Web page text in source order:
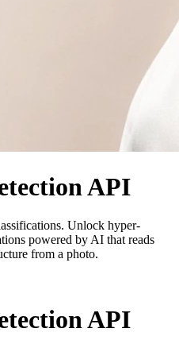
API
Unlock hyper-
powered by AI that reads
from a photo.
API